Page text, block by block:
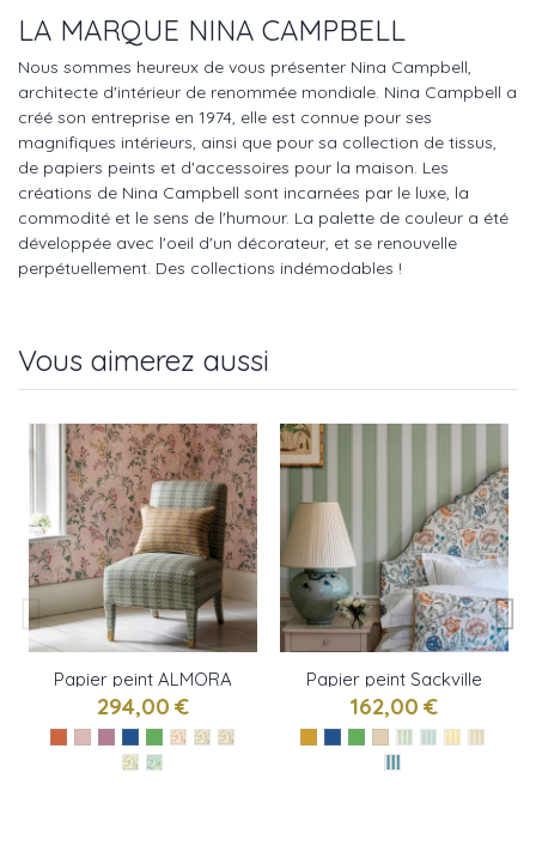
LA MARQUE NINA CAMPBELL
Nous sommes heureux de vous présenter Nina Campbell,
architecte d'intérieur de renommée mondiale. Nina Campbell a
créé son entreprise en 1974, elle est connue pour ses
magnifiques intérieurs, ainsi que pour sa collection de tissus,
de papiers peints et d'accessoires pour la maison. Les
créations de Nina Campbell sont incarnées par le luxe, la
commodité et le sens de l'humour. La palette de couleur a été
développée avec l'oeil d'un décorateur, et se renouvelle
perpétuellement. Des collections indémodables !
Vous aimerez aussi
Papier peint ALMORA
de Nina Campbell
294,00 €
Papier peint Sackville
Stripe de Nina
Campbell
162,00 €